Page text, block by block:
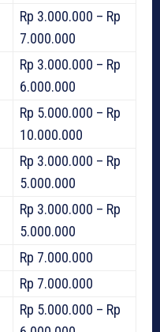
Rp 3.000.000 – Rp
7.000.000
Rp 3.000.000 – Rp
6.000.000
Rp 5.000.000 – Rp
10.000.000
Rp 3.000.000 – Rp
5.000.000
Rp 3.000.000 – Rp
5.000.000
Rp 7.000.000
Rp 7.000.000
Rp 5.000.000 – Rp